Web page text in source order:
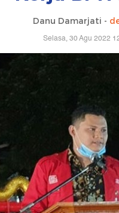
Danu Damarjati -
Selasa, 30 Agu 2022